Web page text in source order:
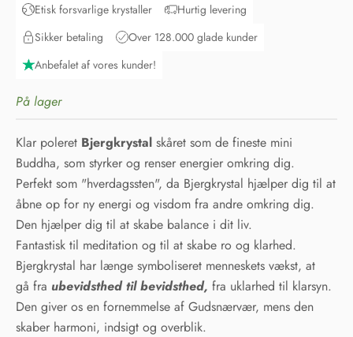
Etisk forsvarlige krystaller
Hurtig levering
Sikker betaling
Over 128.000 glade kunder
Anbefalet af vores kunder!
På lager
Klar poleret Bjergkrystal skåret som de fineste mini
Buddha, som styrker og renser energier omkring dig.
Perfekt som "hverdagssten", da Bjergkrystal hjælper dig til at
åbne op for ny energi og visdom fra andre omkring dig.
Den hjælper dig til at skabe balance i dit liv.
Fantastisk til meditation og til at skabe ro og klarhed.
Bjergkrystal har længe symboliseret menneskets vækst, at
gå fra ubevidsthed til bevidsthed, fra uklarhed til klarsyn.
Den giver os en fornemmelse af Gudsnærvær, mens den
skaber harmoni, indsigt og overblik.